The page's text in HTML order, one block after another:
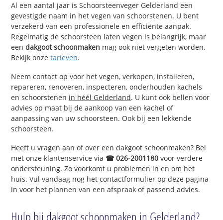
Al een aantal jaar is Schoorsteenveger Gelderland een
gevestigde naam in het vegen van schoorstenen. U bent
verzekerd van een professionele en efficiënte aanpak.
Regelmatig de schoorsteen laten vegen is belangrijk, maar
eendakgoot schoonmaken mag ook niet vergeten worden.
Bekijk onzetarieven.
Neem contact op voor het vegen, verkopen, installeren,
repareren, renoveren, inspecteren, onderhouden kachels
en schoorstenen in héél Gelderland. U kunt ook bellen voor
advies op maat bij de aankoop van een kachel of
aanpassing van uw schoorsteen. Ook bij een lekkende
schoorsteen.
Heeft u vragen aan of over een dakgoot schoonmaken? Bel
met onze klantenservice via ☎ 026-2001180 voor verdere
ondersteuning. Zo voorkomt u problemen in en om het
huis. Vul vandaag nog het contactformulier op deze pagina
in voor het plannen van een afspraak of passend advies.
Hulp bij dakgoot schoonmaken in Gelderland?